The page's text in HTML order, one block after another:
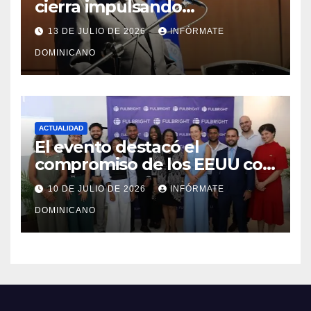
cierra impulsando
modernización, expansión y
transformación institucional
13 DE JULIO DE 2026 INFÓRMATE
DOMINICANO
ACTUALIDAD
El evento destacó el
compromiso de los EEUU con
el liderazgo, la innovación y la
excelencia académica por
más de ocho décadas.
10 DE JULIO DE 2026 INFÓRMATE
DOMINICANO